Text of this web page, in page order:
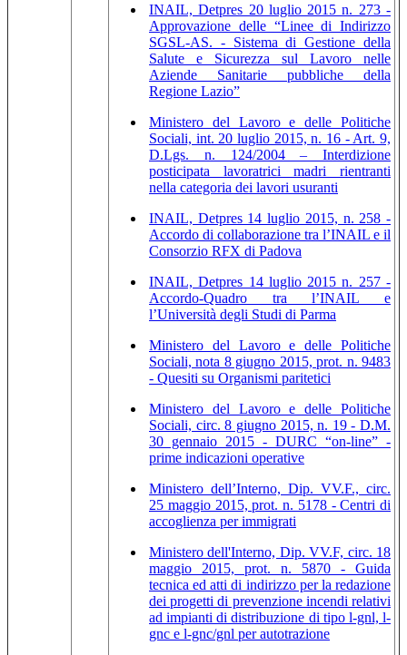
INAIL, Detpres 20 luglio 2015 n. 273 -
Approvazione delle “Linee di Indirizzo
SGSL-AS. - Sistema di Gestione della
Salute e Sicurezza sul Lavoro nelle
Aziende Sanitarie pubbliche della
Regione Lazio”
Ministero del Lavoro e delle Politiche
Sociali, int. 20 luglio 2015, n. 16 - Art. 9,
D.Lgs. n. 124/2004 – Interdizione
posticipata lavoratrici madri rientranti
nella categoria dei lavori usuranti
INAIL, Detpres 14 luglio 2015, n. 258 -
Accordo di collaborazione tra l’INAIL e il
Consorzio RFX di Padova
INAIL, Detpres 14 luglio 2015 n. 257 -
Accordo-Quadro tra l’INAIL e
l’Università degli Studi di Parma
Ministero del Lavoro e delle Politiche
Sociali, nota 8 giugno 2015, prot. n. 9483
- Quesiti su Organismi paritetici
Ministero del Lavoro e delle Politiche
Sociali, circ. 8 giugno 2015, n. 19 - D.M.
30 gennaio 2015 - DURC “on-line” -
prime indicazioni operative
Ministero dell’Interno, Dip. VV.F., circ.
25 maggio 2015, prot. n. 5178 - Centri di
accoglienza per immigrati
Ministero dell'Interno, Dip. VV.F, circ. 18
maggio 2015, prot. n. 5870 - Guida
tecnica ed atti di indirizzo per la redazione
dei progetti di prevenzione incendi relativi
ad impianti di distribuzione di tipo l-gnl, l-
gnc e l-gnc/gnl per autotrazione